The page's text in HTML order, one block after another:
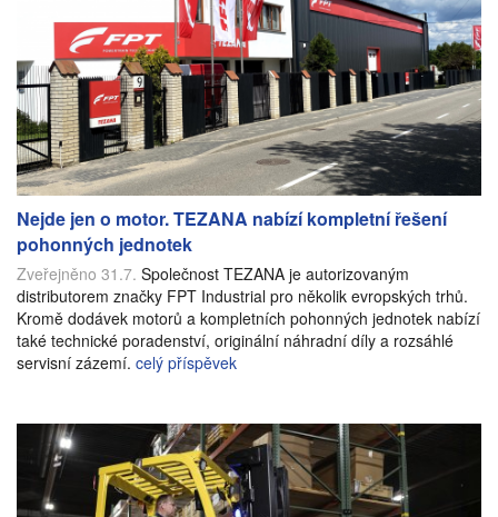
Nejde jen o motor. TEZANA nabízí kompletní řešení
pohonných jednotek
Zveřejněno 31.7. Společnost TEZANA je autorizovaným
distributorem značky FPT Industrial pro několik evropských trhů.
Kromě dodávek motorů a kompletních pohonných jednotek nabízí
také technické poradenství, originální náhradní díly a rozsáhlé
servisní zázemí. celý příspěvek